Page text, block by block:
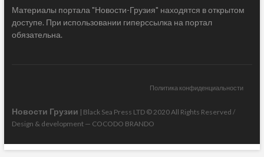
Материалы портала "Новости-Грузия" находятся в открытом
доступе. При использовании гиперссылка на портал
обязательна.
Политика конфиденциальности
Новости Грузии | Black Sea Press LTD © 2020 All Rights Reserved /
Design & development — COCODO BRANDO